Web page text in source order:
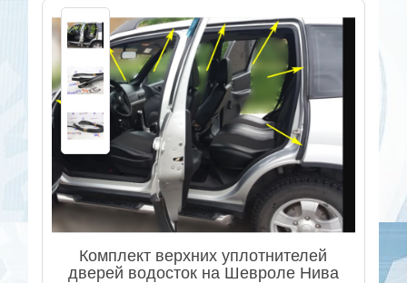
Комплект верхних уплотнителей
дверей водосток на Шевроле Нива